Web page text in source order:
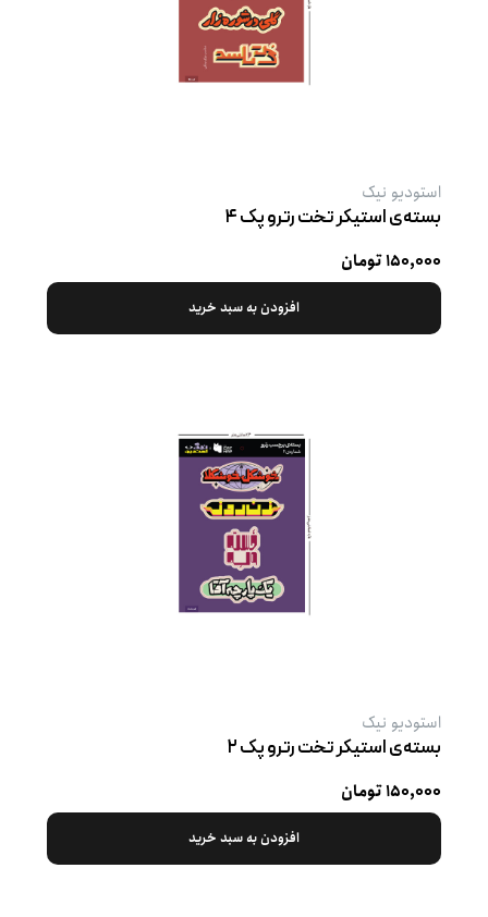
استودیو نیک
بسته‌ی استیکر تخت رترو پک ۴
۱۵۰,۰۰۰ تومان
افزودن به سبد خرید
استودیو نیک
بسته‌ی استیکر تخت رترو پک ۲
۱۵۰,۰۰۰ تومان
افزودن به سبد خرید